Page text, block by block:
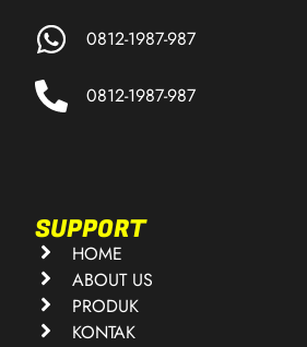
0812-1987-987
0812-1987-987
SUPPORT
HOME
ABOUT US
PRODUK
KONTAK